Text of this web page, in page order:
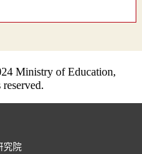
Ministry of Education,